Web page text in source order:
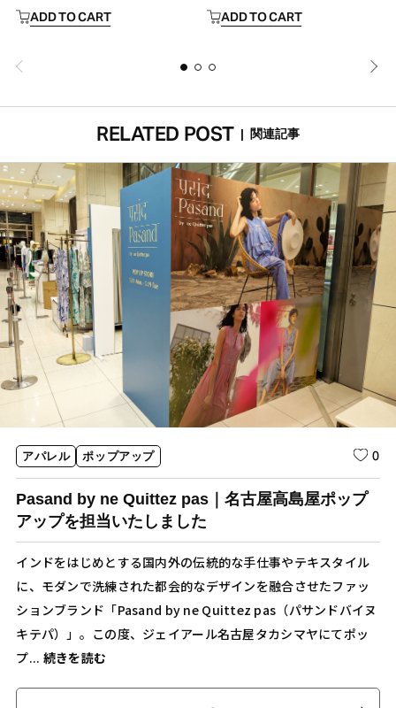
ADD TO CART ADD TO CART
RELATED POST | 関連記事
アパレル ポップアップ 0
Pasand by ne Quittez pas｜名古屋高島屋ポップ
アップを担当いたしました
インドをはじめとする国内外の伝統的な手仕事やテキスタイル
に、モダンで洗練された都会的なデザインを融合させたファッ
ションブランド「Pasand by ne Quittez pas（パサンドバイヌ
キテパ）」。この度、ジェイアール名古屋タカシマヤにてポッ
プ... 続きを読む